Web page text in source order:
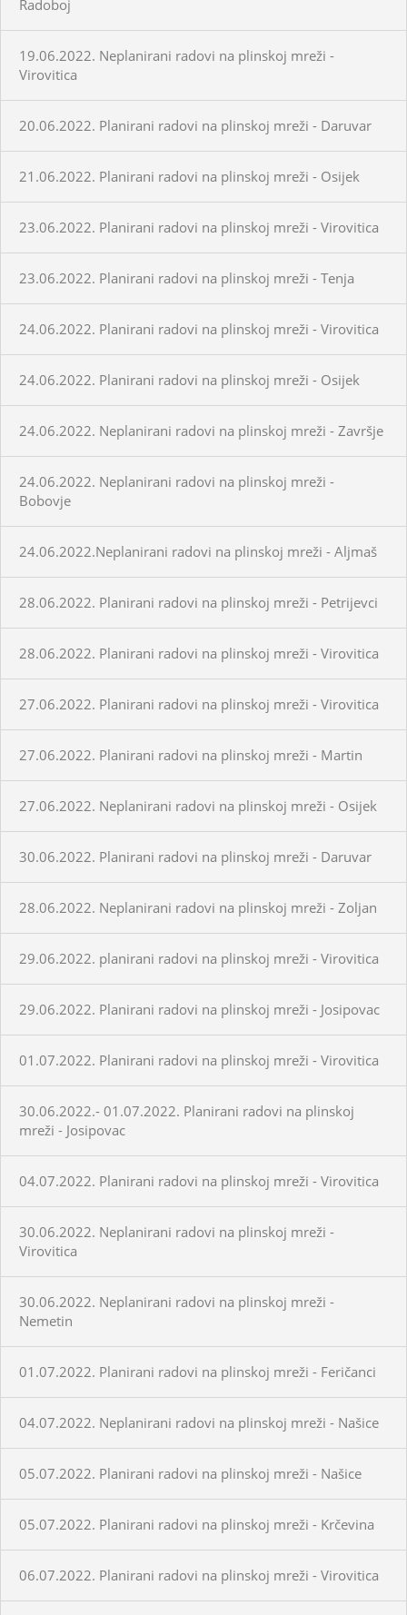
Radoboj
19.06.2022. Neplanirani radovi na plinskoj mreži -
Virovitica
20.06.2022. Planirani radovi na plinskoj mreži - Daruvar
21.06.2022. Planirani radovi na plinskoj mreži - Osijek
23.06.2022. Planirani radovi na plinskoj mreži - Virovitica
23.06.2022. Planirani radovi na plinskoj mreži - Tenja
24.06.2022. Planirani radovi na plinskoj mreži - Virovitica
24.06.2022. Planirani radovi na plinskoj mreži - Osijek
24.06.2022. Neplanirani radovi na plinskoj mreži - Završje
24.06.2022. Neplanirani radovi na plinskoj mreži -
Bobovje
24.06.2022.Neplanirani radovi na plinskoj mreži - Aljmaš
28.06.2022. Planirani radovi na plinskoj mreži - Petrijevci
28.06.2022. Planirani radovi na plinskoj mreži - Virovitica
27.06.2022. Planirani radovi na plinskoj mreži - Virovitica
27.06.2022. Planirani radovi na plinskoj mreži - Martin
27.06.2022. Neplanirani radovi na plinskoj mreži - Osijek
30.06.2022. Planirani radovi na plinskoj mreži - Daruvar
28.06.2022. Neplanirani radovi na plinskoj mreži - Zoljan
29.06.2022. planirani radovi na plinskoj mreži - Virovitica
29.06.2022. Planirani radovi na plinskoj mreži - Josipovac
01.07.2022. Planirani radovi na plinskoj mreži - Virovitica
30.06.2022.- 01.07.2022. Planirani radovi na plinskoj
mreži - Josipovac
04.07.2022. Planirani radovi na plinskoj mreži - Virovitica
30.06.2022. Neplanirani radovi na plinskoj mreži -
Virovitica
30.06.2022. Neplanirani radovi na plinskoj mreži -
Nemetin
01.07.2022. Planirani radovi na plinskoj mreži - Feričanci
04.07.2022. Neplanirani radovi na plinskoj mreži - Našice
05.07.2022. Planirani radovi na plinskoj mreži - Našice
05.07.2022. Planirani radovi na plinskoj mreži - Krčevina
06.07.2022. Planirani radovi na plinskoj mreži - Virovitica